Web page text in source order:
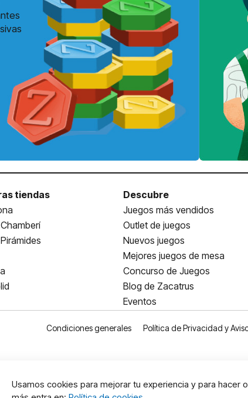
tiendas
Descubre
Juegos más vendidos
Outlet de juegos
Nuevos juegos
Mejores juegos de mesa
Concurso de Juegos
Blog de Zacatrus
Eventos
Condiciones generales Política de Privacidad y
Usamos cookies para mejorar tu experiencia y para hacer